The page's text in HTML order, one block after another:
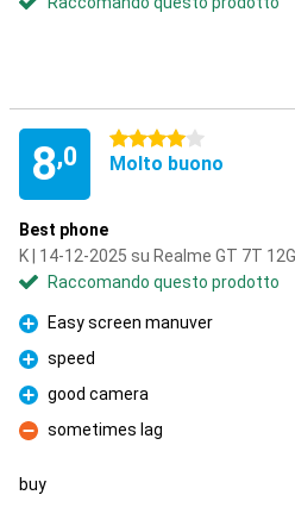
8,0
4 stelle
Molto buono
Best phone
K | 14-12-2025 su Realme GT 7T
Raccomando questo prodotto
Pro
Easy screen manuver
Pro
speed
Pro
good camera
Contro
sometimes lag
buy